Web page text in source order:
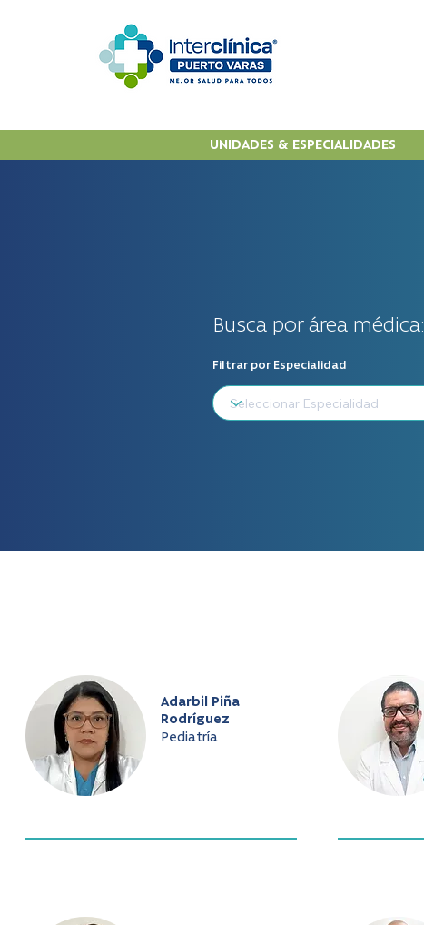
UNIDADES & ESPECIALIDADES
Busca por área médica:
Filtrar por Especialidad
Adarbil Piña
Rodríguez
Pediatría